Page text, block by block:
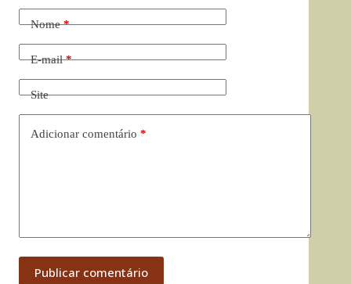
Nome*
E-mail*
Site
Adicionar comentário *
Publicar comentário